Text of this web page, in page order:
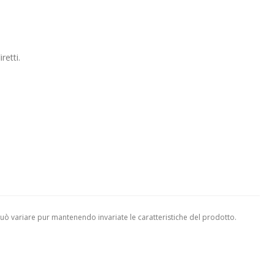
variare pur mantenendo invariate le caratteristiche del prodotto.